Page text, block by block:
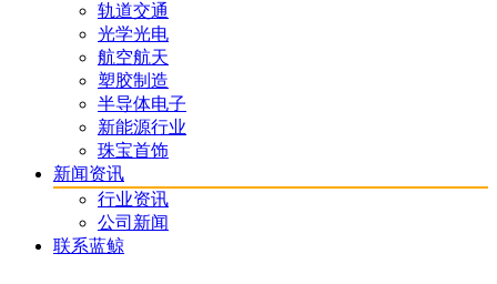
轨道交通
光学光电
航空航天
塑胶制造
半导体电子
新能源行业
珠宝首饰
新闻资讯
行业资讯
公司新闻
联系蓝鲸